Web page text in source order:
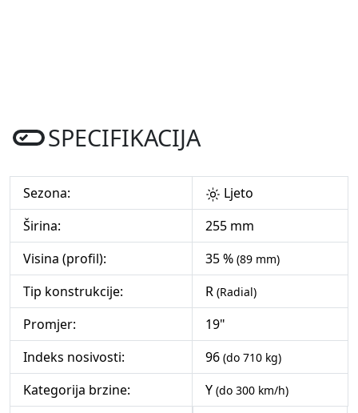
SPECIFIKACIJA
Sezona:
Ljeto
Širina:
255 mm
Visina (profil):
35 % (89 mm)
Tip konstrukcije: R (Radial)
Promjer:
19"
Indeks nosivosti:
96 (do 710 kg)
Kategorija brzine: Y (do 300 km/h)